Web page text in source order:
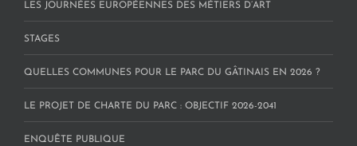
LES JOURNÉES EUROPÉENNES DES MÉTIERS D’ART
STAGES
QUELLES COMMUNES POUR LE PARC DU GÂTINAIS EN 2026 ?
LE PROJET DE CHARTE DU PARC : OBJECTIF 2026-2041
ENQUÊTE PUBLIQUE